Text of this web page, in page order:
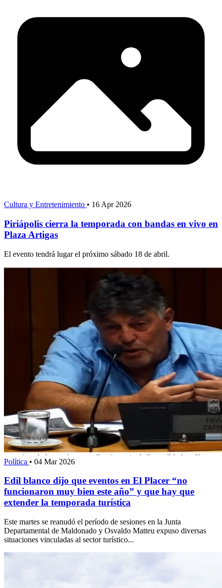
Cultura y Entretenimiento • 16 Apr 2026
Piriápolis cierra la temporada con bandas en vivo en
Plaza Artigas
El evento tendrá lugar el próximo sábado 18 de abril.
Política • 04 Mar 2026
Edil blanco dijo que eventos en El Placer “no
funcionaron muy bien este año” y que hay que
extender la temporada turística
Este martes se reanudó el período de sesiones en la Junta
Departamental de Maldonado y Osvaldo Matteu expuso diversas
situaciones vinculadas al sector turístico...